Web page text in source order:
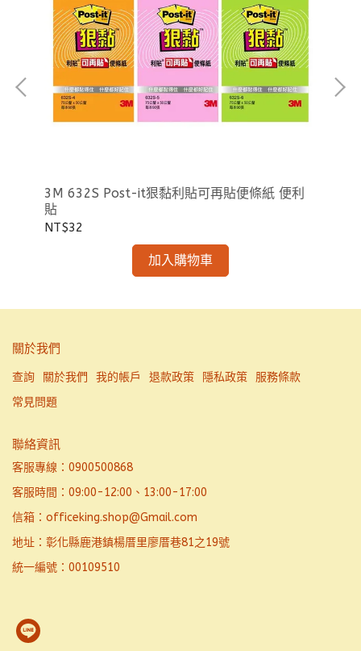
3M 632S Post-it狠黏利貼可再貼便條紙 便利
貼
NT$32
加入購物車
關於我們
查詢 關於我們 我的帳戶 退款政策 隱私政策
服務條款
常見問題
聯絡資訊
客服專線：0900500868
客服時間：09:00-12:00、13:00-17:00
信箱：officeking.shop@Gmail.com
地址：彰化縣鹿港鎮楊厝里廖厝巷81之19號
統一編號：00109510